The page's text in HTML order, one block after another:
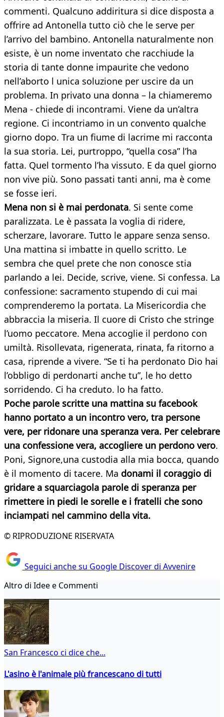
commenti. Qualcuno addiritura si dice disposta a
offrire ad Antonella tutto ciò che le serve per
l’arrivo del bambino. Antonella naturalmente non
esiste, è un nome inventato che racchiude la
storia di tante donne impaurite che vedono
nell’aborto l unica soluzione per uscire da un
problema. In privato una donna – la chiameremo
Mena - chiede di incontrami. Viene da un’altra
regione. Ci incontriamo in un convento qualche
giorno dopo. Tra un fiume di lacrime mi racconta
la sua storia. Lei, purtroppo, “quella cosa” l’ha
fatta. Quel tormento l’ha vissuto. E da quel giorno
non vive più. Sono passati tanti anni, ma è come
se fosse ieri.
Mena non si è mai perdonata. Si sente come
paralizzata. Le è passata la voglia di ridere,
scherzare, lavorare. Tutto le appare senza senso.
Una mattina si imbatte in quello scritto. Le
sembra che quel prete che non conosce stia
parlando a lei. Decide, scrive, viene. Si confessa. La
confessione: sacramento stupendo di cui mai
comprenderemo la portata. La Misericordia che
abbraccia la miseria. Il cuore di Cristo che stringe
l’uomo peccatore. Mena accoglie il perdono con
umiltà. Risollevata, rigenerata, rinata, fa ritorno a
casa, riprende a vivere. “Se ti ha perdonato Dio hai
l’obbligo di perdonarti anche tu”, le ho detto
sorridendo. Ci ha creduto. lo ha fatto.
Poche parole scritte una mattina su facebook
hanno portato a un incontro vero, tra persone
vere, per ridonare una speranza vera. Per celebrare
una confessione vera, accogliere un perdono vero.
Poni, Signore,una custodia alla mia bocca, quando
è il momento di tacere. Ma donami il coraggio di
gridare a squarciagola parole di speranza per
rimettere in piedi le sorelle e i fratelli che sono
inciampati nel cammino della vita.
© RIPRODUZIONE RISERVATA
Seguici anche su Google Discover di Avvenire
Altro di Idee e Commenti
San Francesco ci dice che...
L'asino è l'animale più francescano di tutti